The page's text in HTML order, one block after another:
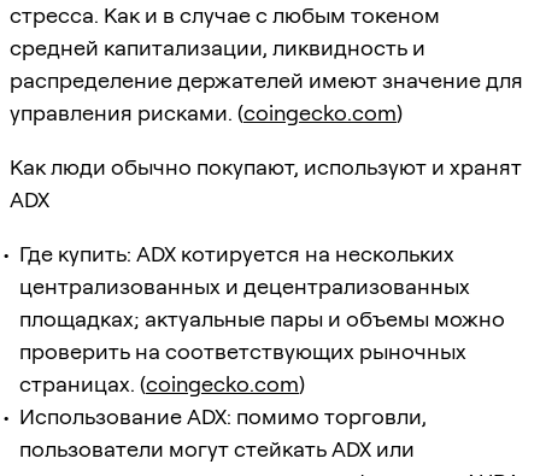
стресса. Как и в случае с любым токеном
средней капитализации, ликвидность и
распределение держателей имеют значение для
управления рисками. (coingecko.com)
Как люди обычно покупают, используют и хранят
ADX
Где купить: ADX котируется на нескольких
централизованных и децентрализованных
площадках; актуальные пары и объемы можно
проверить на соответствующих рыночных
страницах. (coingecko.com)
Использование ADX: помимо торговли,
пользователи могут стейкать ADX или